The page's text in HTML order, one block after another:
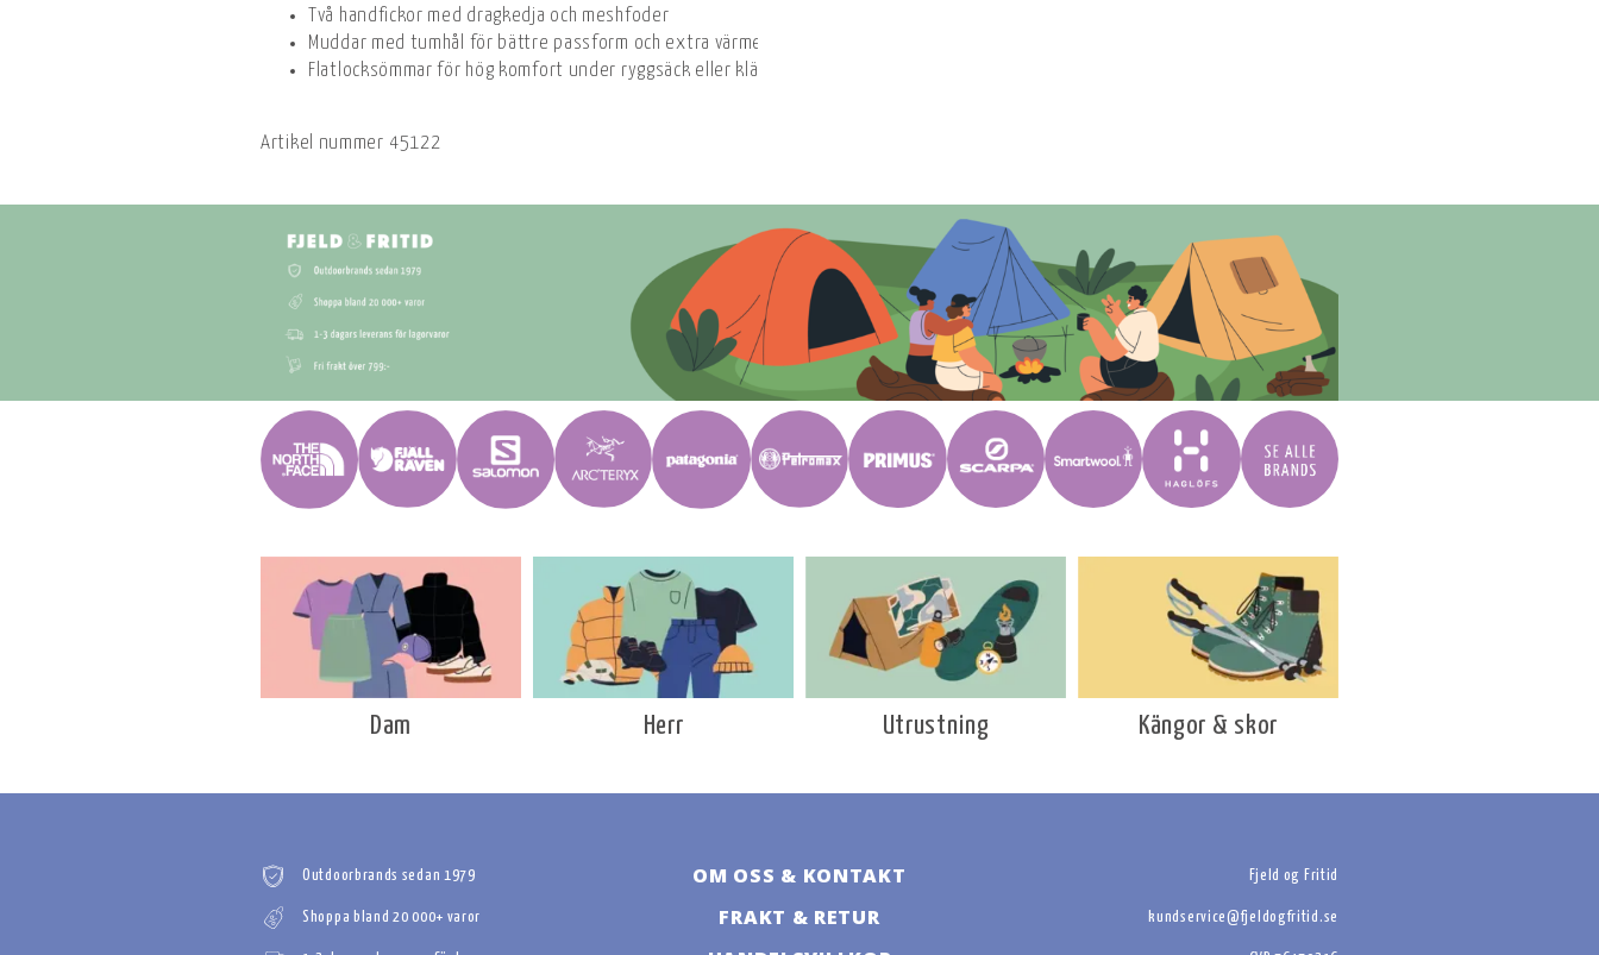
Två handfickor med dragkedja och meshfoder
Muddar med tumhål för bättre passform och extra värme
Flatlocksömmar för hög komfort under ryggsäck eller klättersele
Artikel nummer 45122
Dam Herr Utrustning Kängor & skor
Outdoorbrands sedan 1979
Shoppa bland 20 000+ varor
OM OSS & KONTAKT
FRAKT & RETUR
Fjeld og Fritid
kundservice@fjeldogfritid.se